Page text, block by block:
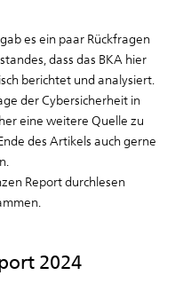
es ein paar Rückfragen
dass das BKA hier
berichtet und analysiert.
der Cybersicherheit in
eine weitere Quelle zu
des Artikels auch gerne
Report durchlesen
2024